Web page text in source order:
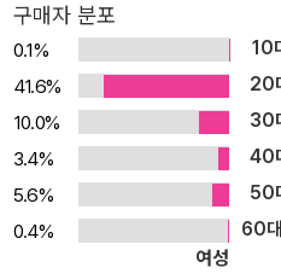
을 받을 수 있는 2주 완성 학습 플랜 수록 3. IH/AL 등급 달성
적인 ‘돌발 주제와 롤플레이’ 문제 완벽 대비
목표로 하는 학습자들이 가장 어려
를 각각 별도의 파트로 구성하여 실전 완벽 대
용한 표현과 효과적인 답변 방법을
더라도 능숙하게 답변 가능 4. OPIc에 나오는 모든 문제에 대한 ‘유
형별 공략법’ 제공 1) OPIc 문제를 12가지 유형으로 분류하여 각 유
구매자 분포
0.1% 10
41.6%
20
10.0%
30
3.4%
40
5.6%
50
0.4%
60대
여성